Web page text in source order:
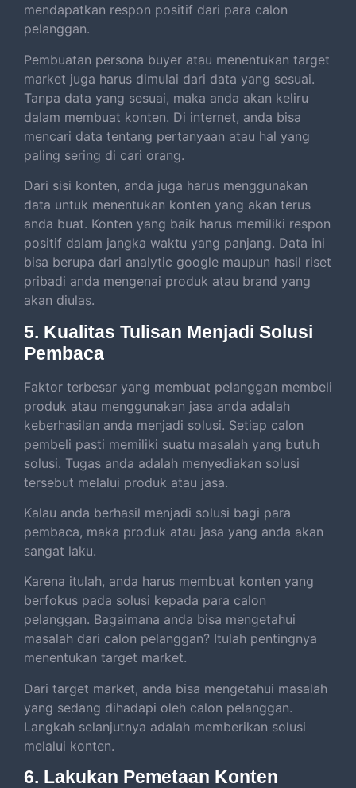
mendapatkan respon positif dari para calon
pelanggan.
Pembuatan persona buyer atau menentukan target
market juga harus dimulai dari data yang sesuai.
Tanpa data yang sesuai, maka anda akan keliru
dalam membuat konten. Di internet, anda bisa
mencari data tentang pertanyaan atau hal yang
paling sering di cari orang.
Dari sisi konten, anda juga harus menggunakan
data untuk menentukan konten yang akan terus
anda buat. Konten yang baik harus memiliki respon
positif dalam jangka waktu yang panjang. Data ini
bisa berupa dari analytic google maupun hasil riset
pribadi anda mengenai produk atau brand yang
akan diulas.
5. Kualitas Tulisan Menjadi Solusi
Pembaca
Faktor terbesar yang membuat pelanggan membeli
produk atau menggunakan jasa anda adalah
keberhasilan anda menjadi solusi. Setiap calon
pembeli pasti memiliki suatu masalah yang butuh
solusi. Tugas anda adalah menyediakan solusi
tersebut melalui produk atau jasa.
Kalau anda berhasil menjadi solusi bagi para
pembaca, maka produk atau jasa yang anda akan
sangat laku.
Karena itulah, anda harus membuat konten yang
berfokus pada solusi kepada para calon
pelanggan. Bagaimana anda bisa mengetahui
masalah dari calon pelanggan? Itulah pentingnya
menentukan target market.
Dari target market, anda bisa mengetahui masalah
yang sedang dihadapi oleh calon pelanggan.
Langkah selanjutnya adalah memberikan solusi
melalui konten.
6. Lakukan Pemetaan Konten